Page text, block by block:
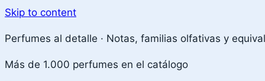
Skip to content
Perfumes al detalle · Notas, familias olfativas y
Más de 1.000 perfumes en el catálogo